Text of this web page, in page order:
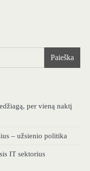
Paieška
per vieną naktį
– užsienio politika
IT sektorius